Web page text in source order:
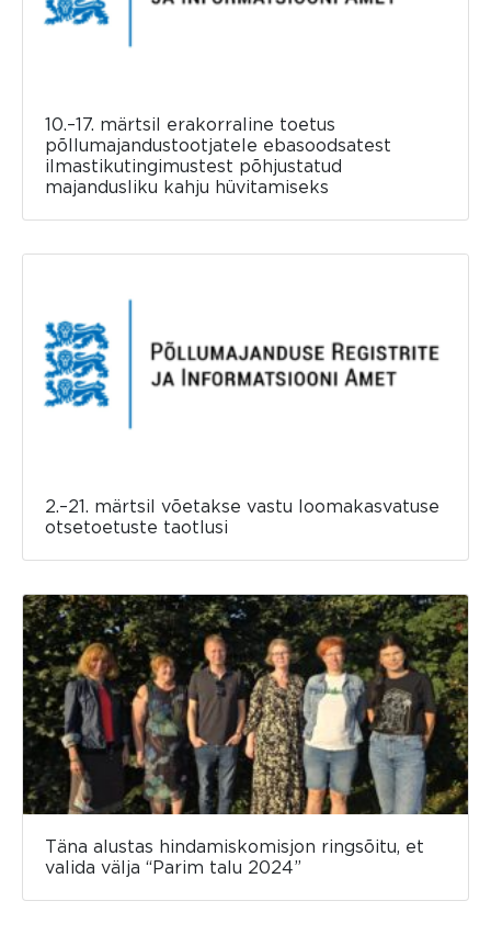
10.–17. märtsil erakorraline toetus
põllumajandustootjatele ebasoodsatest
ilmastikutingimustest põhjustatud
majandusliku kahju hüvitamiseks
2.–21. märtsil võetakse vastu loomakasvatuse
otsetoetuste taotlusi
Täna alustas hindamiskomisjon ringsõitu, et
valida välja “Parim talu 2024”